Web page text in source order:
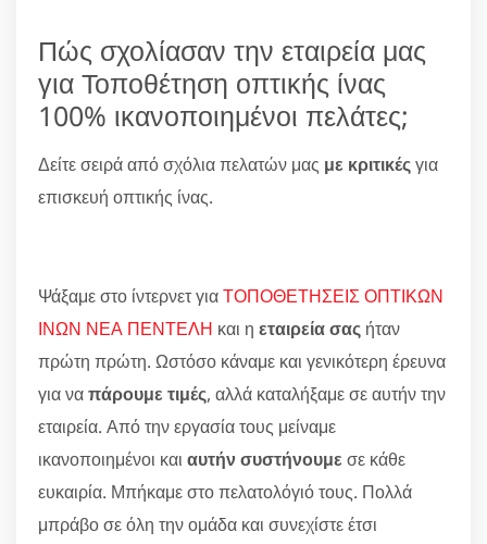
Πώς σχολίασαν την εταιρεία μας
για Τοποθέτηση οπτικής ίνας
100% ικανοποιημένοι πελάτες;
Δείτε σειρά από σχόλια πελατών μας με κριτικέςγια
επισκευή οπτικής ίνας.
Ψάξαμε στο ίντερνετ γιαΤΟΠΟΘΕΤΗΣΕΙΣ ΟΠΤΙΚΩΝ
ΙΝΩΝ ΝΕΑ ΠΕΝΤΕΛΗ και η εταιρεία σας ήταν
πρώτη πρώτη. Ωστόσο κάναμε και γενικότερη έρευνα
για ναπάρουμε τιμές, αλλά καταλήξαμε σε αυτήν την
εταιρεία. Από την εργασία τους μείναμε
ικανοποιημένοι και αυτήν συστήνουμε σε κάθε
ευκαιρία. Μπήκαμε στο πελατολόγιό τους. Πολλά
μπράβο σε όλη την ομάδα και συνεχίστε έτσι